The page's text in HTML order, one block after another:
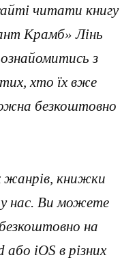
читати книгу
Крамб» Лінь
з
хто їх вже
безкоштовно
жанрів, книжки
у нас. Ви можете
на
iOS в різних